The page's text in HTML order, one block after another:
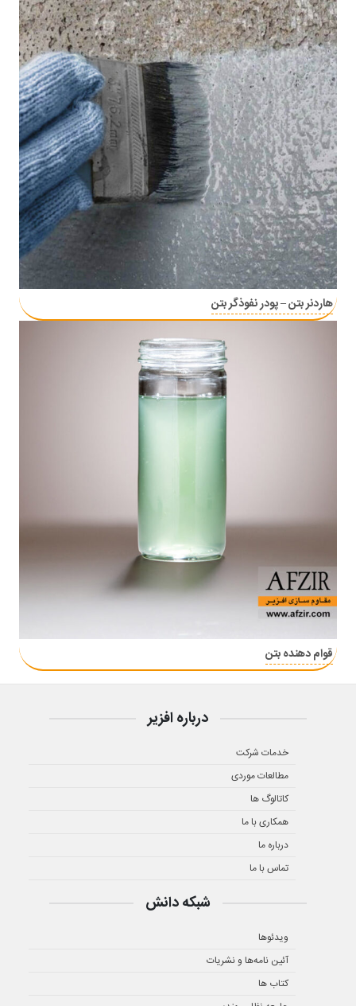
هاردنر بتن – پودر نفوذگر بتن
قوام دهنده بتن
درباره افزیر
خدمات شرکت
مطالعات موردی
کاتالوگ ها
همکاری با ما
درباره ما
تماس با ما
شبکه دانش
ویدئوها
آئین نامه‌ها و نشریات
کتاب ها